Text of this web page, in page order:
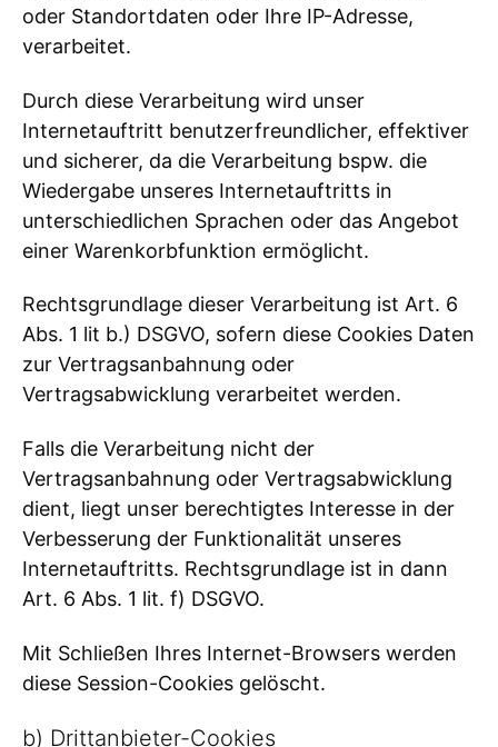
oder Standortdaten oder Ihre IP-Adresse,
verarbeitet.
Durch diese Verarbeitung wird unser
Internetauftritt benutzerfreundlicher, effektiver
und sicherer, da die Verarbeitung bspw. die
Wiedergabe unseres Internetauftritts in
unterschiedlichen Sprachen oder das Angebot
einer Warenkorbfunktion ermöglicht.
Rechtsgrundlage dieser Verarbeitung ist Art. 6
Abs. 1 lit b.) DSGVO, sofern diese Cookies Daten
zur Vertragsanbahnung oder
Vertragsabwicklung verarbeitet werden.
Falls die Verarbeitung nicht der
Vertragsanbahnung oder Vertragsabwicklung
dient, liegt unser berechtigtes Interesse in der
Verbesserung der Funktionalität unseres
Internetauftritts. Rechtsgrundlage ist in dann
Art. 6 Abs. 1 lit. f) DSGVO.
Mit Schließen Ihres Internet-Browsers werden
diese Session-Cookies gelöscht.
b) Drittanbieter-Cookies